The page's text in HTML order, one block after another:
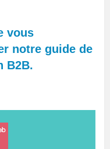
vous
notre guide de
B2B.